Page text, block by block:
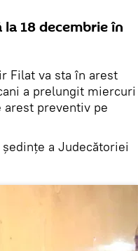
18 decembrie în
Filat va sta în arest
a prelungit miercuri
preventiv pe
a Judecătoriei